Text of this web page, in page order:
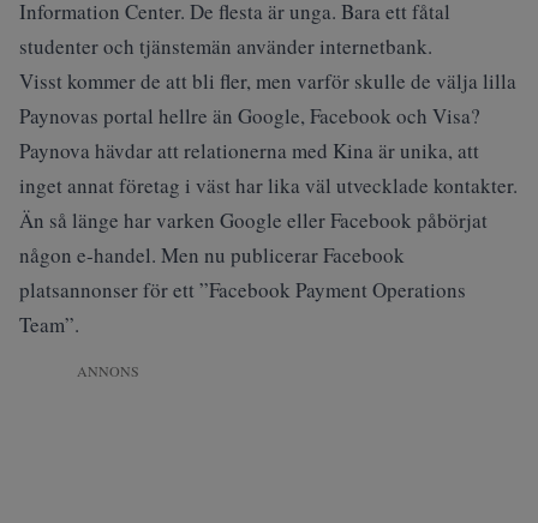
Information Center. De flesta är unga. Bara ett fåtal
studenter och tjänstemän använder internetbank.
Visst kommer de att bli fler, men varför skulle de välja lilla
Paynovas portal hellre än Google, Facebook och Visa?
Paynova hävdar att relationerna med Kina är unika, att
inget annat företag i väst har lika väl utvecklade kontakter.
Än så länge har varken Google eller Facebook påbörjat
någon e-handel. Men nu publicerar Facebook
platsannonser för ett ”Facebook Payment Operations
Team”.
ANNONS